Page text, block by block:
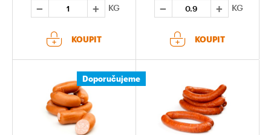
KG
KOUPIT
KG
KOUPIT
Doporučujeme